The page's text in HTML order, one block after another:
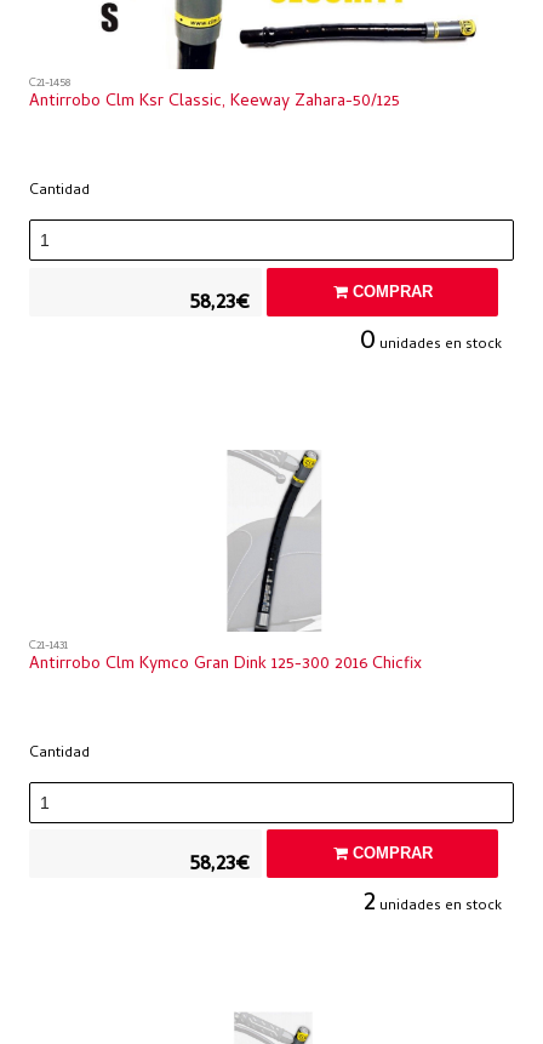
C21-1458
Antirrobo Clm Ksr Classic, Keeway Zahara-50/125
Cantidad
58,23€ COMPRAR
0 unidades en stock
C21-1431
Antirrobo Clm Kymco Gran Dink 125-300 2016 Chicfix
Cantidad
58,23€ COMPRAR
2 unidades en stock